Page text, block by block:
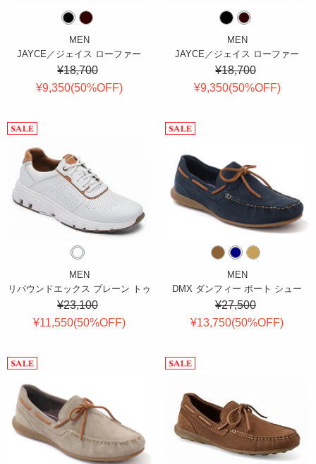
MEN
JAYCE／ジェイス ローファー
¥18,700
¥9,350(50%OFF)
MEN
JAYCE／ジェイス ローファー
¥18,700
¥9,350(50%OFF)
MEN
リバウンドエックス プレーン トゥ
¥23,100
¥11,550(50%OFF)
MEN
DMX ダンフィー ボート シュー
¥27,500
¥13,750(50%OFF)